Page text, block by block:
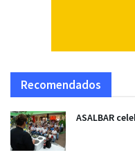
Recomendados
ASALBAR